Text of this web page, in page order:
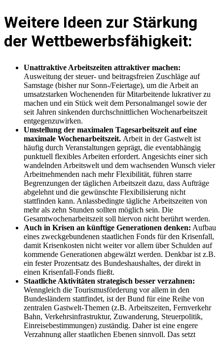
Weitere Ideen zur Stärkung
der Wettbewerbsfähigkeit:
Unattraktive Arbeitszeiten attraktiver machen:
Ausweitung der steuer- und beitragsfreien Zuschläge auf
Samstage (bisher nur Sonn-/Feiertage), um die Arbeit an
umsatzstarken Wochenenden für Mitarbeitende lukrativer zu
machen und ein Stück weit dem Personalmangel sowie der
seit Jahren sinkenden durchschnittlichen Wochenarbeitszeit
entgegenzuwirken.
Umstellung der maximalen Tagesarbeitszeit auf eine
maximale Wochenarbeitszeit. Arbeit in der Gastwelt ist
häufig durch Veranstaltungen geprägt, die eventabhängig
punktuell flexibles Arbeiten erfordert. Angesichts einer sich
wandelnden Arbeitswelt und dem wachsenden Wunsch vieler
Arbeitnehmenden nach mehr Flexibilität, führen starre
Begrenzungen der täglichen Arbeitszeit dazu, dass Aufträge
abgelehnt und die gewünschte Flexibilisierung nicht
stattfinden kann. Anlassbedingte tägliche Arbeitszeiten von
mehr als zehn Stunden sollten möglich sein. Die
Gesamtwochenarbeitszeit soll hiervon nicht berührt werden.
Auch in Krisen an künftige Generationen denken: Aufbau
eines zweckgebundenen staatlichen Fonds für den Krisenfall,
damit Krisenkosten nicht weiter vor allem über Schulden auf
kommende Generationen abgewälzt werden. Denkbar ist z.B.
ein fester Prozentsatz des Bundeshaushaltes, der direkt in
einen Krisenfall-Fonds fließt.
Staatliche Aktivitäten strategisch besser verzahnen:
Wenngleich die Tourismusförderung vor allem in den
Bundesländern stattfindet, ist der Bund für eine Reihe von
zentralen Gastwelt-Themen (z.B. Arbeitszeiten, Fernverkehr
Bahn, Verkehrsinfrastruktur, Zuwanderung, Steuerpolitik,
Einreisebestimmungen) zuständig. Daher ist eine engere
Verzahnung aller staatlichen Ebenen sinnvoll. Das setzt